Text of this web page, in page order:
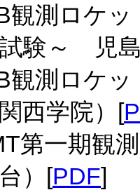
観測ロケ
験～ 児
観測ロケ
西学院）[
第一期観
）[PDF]